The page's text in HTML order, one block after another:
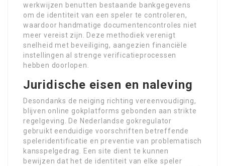
werkwijzen benutten bestaande bankgegevens
om de identiteit van een speler te controleren,
waardoor handmatige documentencontroles niet
meer vereist zijn. Deze methodiek verenigt
snelheid met beveiliging, aangezien financiële
instellingen al strenge verificatieprocessen
hebben doorlopen.
Juridische eisen en naleving
Desondanks de neiging richting vereenvoudiging,
blijven online gokplatforms gebonden aan strikte
regelgeving. De Nederlandse gokregulator
gebruikt eenduidige voorschriften betreffende
speleridentificatie en preventie van problematisch
kansspelgedrag. Een site dient te kunnen
bewijzen dat het de identiteit van elke speler